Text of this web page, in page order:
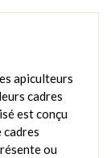
apiculteurs
cadres
est conçu
ou